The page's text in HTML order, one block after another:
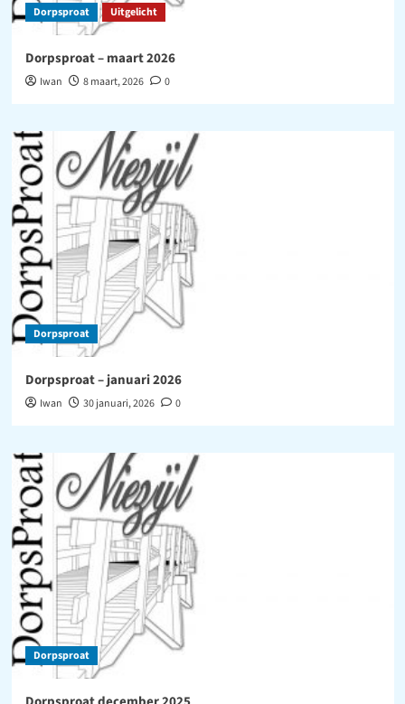
Dorpsproat Uitgelicht
Dorpsproat – maart 2026
Iwan 8 maart, 2026 0
Dorpsproat
Dorpsproat – januari 2026
Iwan 30 januari, 2026 0
Dorpsproat